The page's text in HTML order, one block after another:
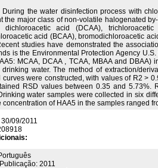
During the water disinfection process with
the major class of non-volatile halogenated
dichloroacetic acid (DCAA),
acid (BCAA), bromodichloroacetic
studies have demonstrated the
is the Environmental Protection Agency
MCAA, DCAA , TCAA, MBAA and
drinking water. The method of extraction/
curves were constructed, with values of R2 >
RSD values between 0.35 and 5.73%.
water samples were collected in six
concentration of HAA5 in the samples ranged
30/09/2011
2011